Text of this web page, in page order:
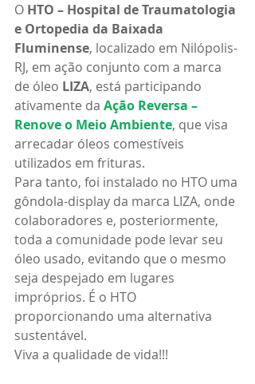
O HTO – Hospital de Traumatologia
e Ortopedia da Baixada
Fluminense, localizado em Nilópolis-
RJ, em ação conjunto com a marca
de óleo LIZA, está participando
ativamente da Ação Reversa –
Renove o Meio Ambiente, que visa
arrecadar óleos comestíveis
utilizados em frituras.
Para tanto, foi instalado no HTO uma
gôndola-display da marca LIZA, onde
colaboradores e, posteriormente,
toda a comunidade pode levar seu
óleo usado, evitando que o mesmo
seja despejado em lugares
impróprios. É o HTO
proporcionando uma alternativa
sustentável.
Viva a qualidade de vida!!!